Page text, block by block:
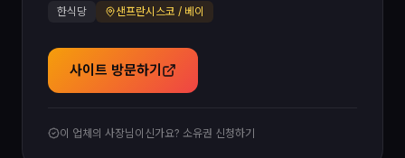
한식당 샌프란시스코 / 베이
사이트 방문하기
이 업체의 사장님이신가요? 소유권 신청하기